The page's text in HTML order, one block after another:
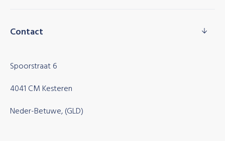
Contact
Spoorstraat 6
4041 CM Kesteren
Neder-Betuwe, (GLD)